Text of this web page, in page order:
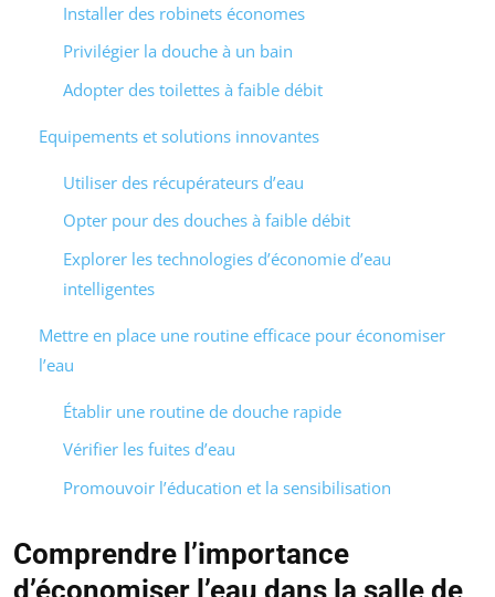
Installer des robinets économes
Privilégier la douche à un bain
Adopter des toilettes à faible débit
Equipements et solutions innovantes
Utiliser des récupérateurs d’eau
Opter pour des douches à faible débit
Explorer les technologies d’économie d’eau
intelligentes
Mettre en place une routine efficace pour économiser
l’eau
Établir une routine de douche rapide
Vérifier les fuites d’eau
Promouvoir l’éducation et la sensibilisation
Comprendre l’importance
d’économiser l’eau dans la salle de